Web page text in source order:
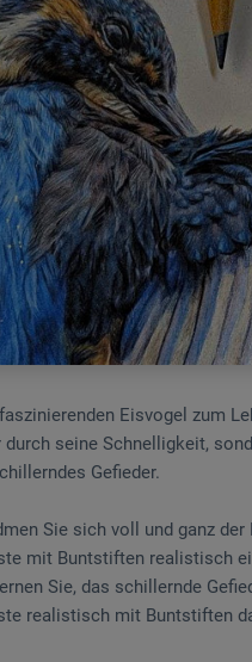
Eisvogel zum
seine Schnelligkeit,
Gefieder.
Sie sich voll und ganz der
mit Buntstiften realistisch
Sie, das schillernde
realistisch mit Buntstiften